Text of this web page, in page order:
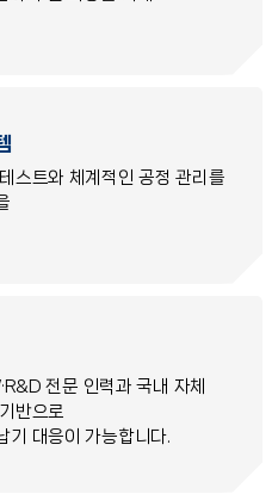
스트와 체계적인 공정 관리를
전문 인력과 국내 자체
반으로
기 대응이 가능합니다.